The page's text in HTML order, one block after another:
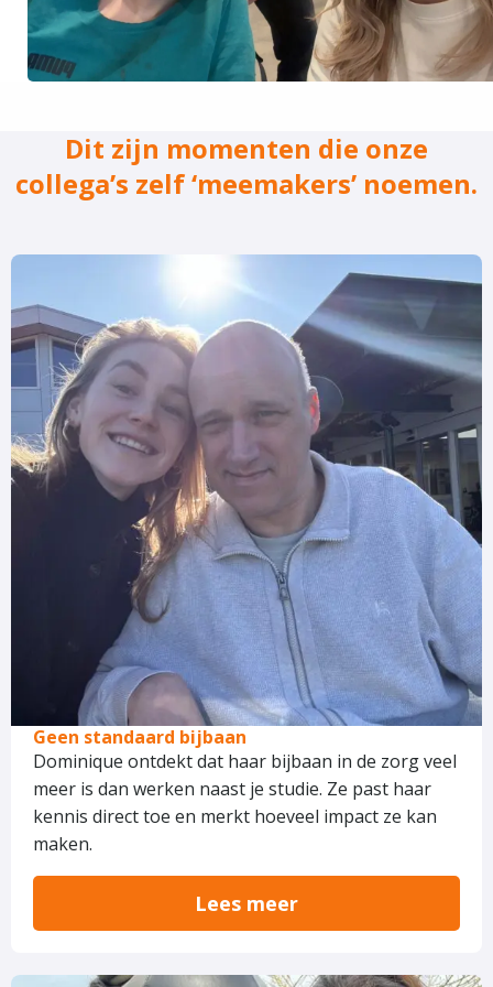
Dit zijn momenten die onze
collega’s zelf ‘meemakers’ noemen.
Geen standaard bijbaan
Dominique ontdekt dat haar bijbaan in de zorg veel
meer is dan werken naast je studie. Ze past haar
kennis direct toe en merkt hoeveel impact ze kan
maken.
Lees meer
meer
over
Geen
standaard
bijbaan